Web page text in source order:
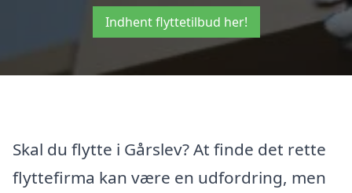
Indhent flyttetilbud her!
Skal du flytte i Gårslev? At finde det rette
flyttefirma kan være en udfordring, men